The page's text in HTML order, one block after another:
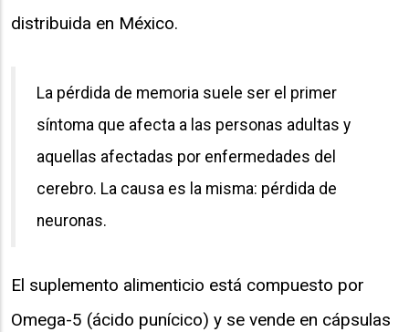
distribuida en México.
La pérdida de memoria suele ser el primer
síntoma que afecta a las personas adultas y
aquellas afectadas por enfermedades del
cerebro. La causa es la misma: pérdida de
neuronas.
El suplemento alimenticio está compuesto por
Omega-5 (ácido punícico) y se vende en cápsulas